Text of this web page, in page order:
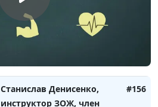
здоровья нации
Станислав Денисенко,
здоровья нации
Станислав Денисенко,
инструктор ЗОЖ, член
#156